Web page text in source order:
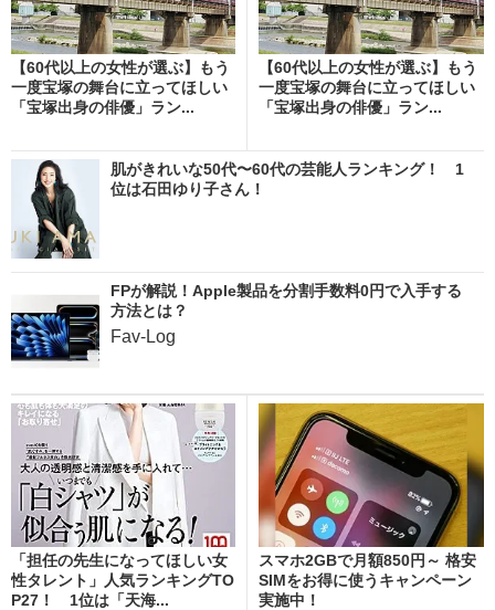
【60代以上の女性が選ぶ】もう
一度宝塚の舞台に立ってほしい
「宝塚出身の俳優」ラン...
【60代以上の女性が選ぶ】もう
一度宝塚の舞台に立ってほしい
「宝塚出身の俳優」ラン...
肌がきれいな50代〜60代の芸能人ランキング！ 1
位は石田ゆり子さん！
FPが解説！Apple製品を分割手数料0円で入手する
方法とは？
Fav-Log
「担任の先生になってほしい女
性タレント」人気ランキングTO
P27！ 1位は「天海...
スマホ2GBで月額850円～ 格安
SIMをお得に使うキャンペーン
実施中！